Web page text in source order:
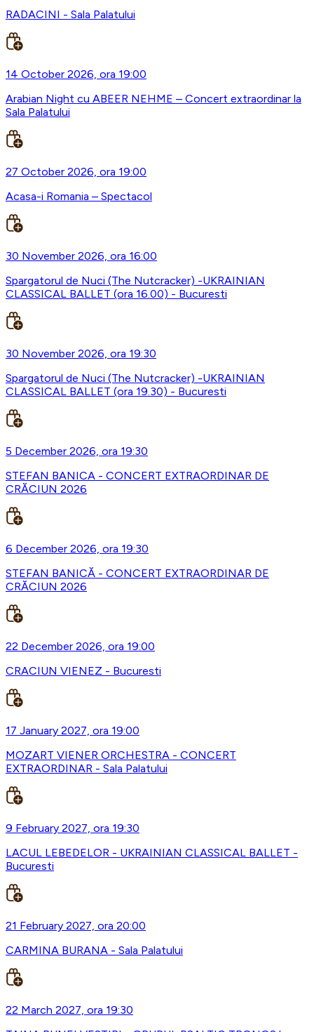
RADACINI - Sala Palatului
14 October 2026, ora 19:00
Arabian Night cu ABEER NEHME – Concert extraordinar la
Sala Palatului
27 October 2026, ora 19:00
Acasa-i Romania – Spectacol
30 November 2026, ora 16:00
Spargatorul de Nuci (The Nutcracker) -UKRAINIAN
CLASSICAL BALLET (ora 16.00) - Bucuresti
30 November 2026, ora 19:30
Spargatorul de Nuci (The Nutcracker) -UKRAINIAN
CLASSICAL BALLET (ora 19.30) - Bucuresti
5 December 2026, ora 19:30
STEFAN BANICA - CONCERT EXTRAORDINAR DE
CRĂCIUN 2026
6 December 2026, ora 19:30
STEFAN BANICĂ - CONCERT EXTRAORDINAR DE
CRĂCIUN 2026
22 December 2026, ora 19:00
CRACIUN VIENEZ - Bucuresti
17 January 2027, ora 19:00
MOZART VIENER ORCHESTRA - CONCERT
EXTRAORDINAR - Sala Palatului
9 February 2027, ora 19:30
LACUL LEBEDELOR - UKRAINIAN CLASSICAL BALLET -
Bucuresti
21 February 2027, ora 20:00
CARMINA BURANA - Sala Palatului
22 March 2027, ora 19:30